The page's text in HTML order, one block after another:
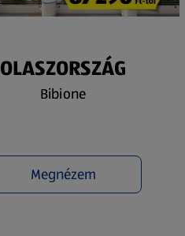
OLASZORSZÁG
Bibione
Megnézem